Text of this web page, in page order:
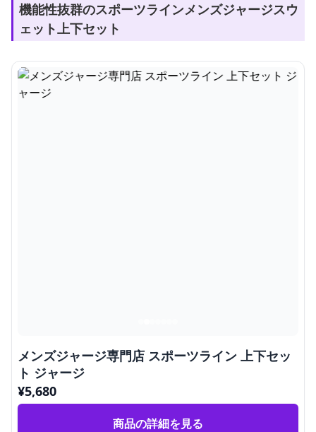
機能性抜群のスポーツラインメンズジャージスウ
ェット上下セット
メンズジャージ専門店 スポーツライン 上下セッ
ト ジャージ
¥5,680
商品の詳細を見る